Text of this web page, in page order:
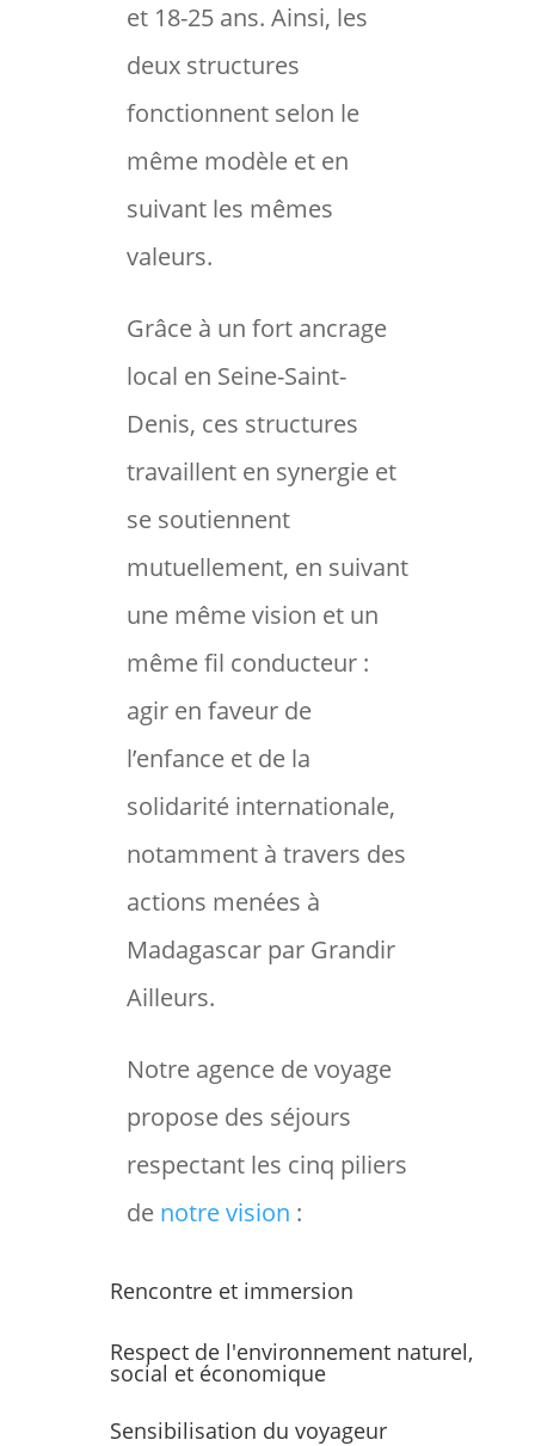
et 18-25 ans. Ainsi, les
deux structures
fonctionnent selon le
même modèle et en
suivant les mêmes
valeurs.
Grâce à un fort ancrage
local en Seine-Saint-
Denis, ces structures
travaillent en synergie et
se soutiennent
mutuellement, en suivant
une même vision et un
même fil conducteur :
agir en faveur de
l’enfance et de la
solidarité internationale,
notamment à travers des
actions menées à
Madagascar par Grandir
Ailleurs.
Notre agence de voyage
propose des séjours
respectant les cinq piliers
de notre vision :
Rencontre et immersion
Respect de l'environnement naturel,
social et économique
Sensibilisation du voyageur